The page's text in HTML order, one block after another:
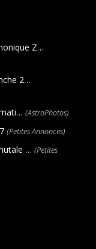
Z…
2…
(AstroPhotos)
(Petites Annonces)
… (Petites